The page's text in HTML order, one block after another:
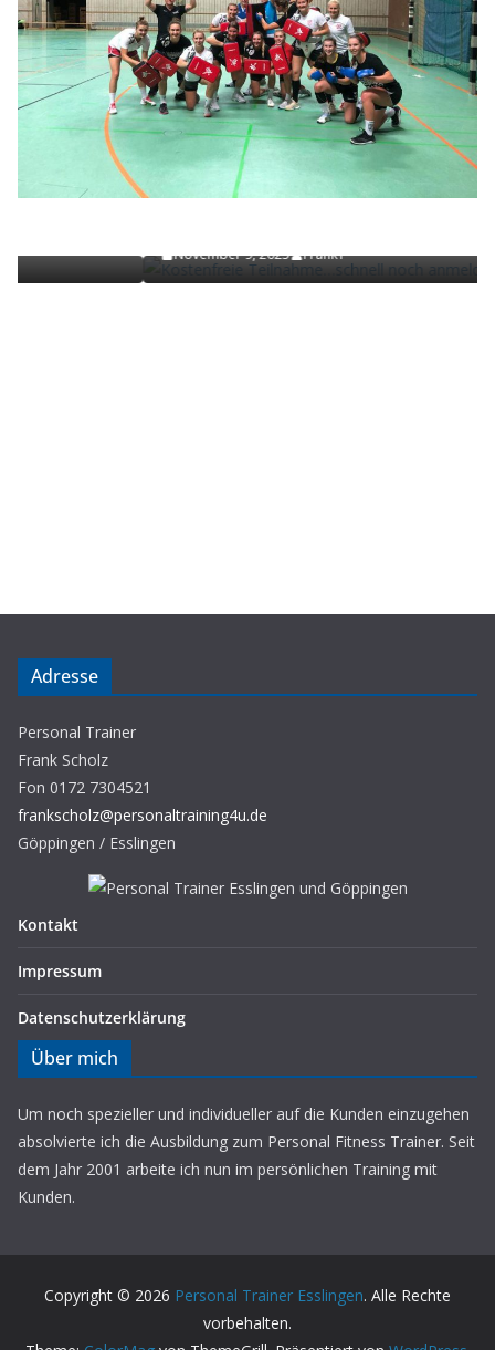
November 9, 2025 Frank1
Adresse
Personal Trainer
Frank Scholz
Fon 0172 7304521
frankscholz@personaltraining4u.de
Göppingen / Esslingen
Kontakt
Impressum
Datenschutz­erklärung
Über mich
Um noch spezieller und individueller auf die Kunden einzugehen
absolvierte ich die Ausbildung zum Personal Fitness Trainer. Seit
dem Jahr 2001 arbeite ich nun im persönlichen Training mit
Kunden.
Copyright © 2026 Personal Trainer Esslingen. Alle Rechte
vorbehalten.